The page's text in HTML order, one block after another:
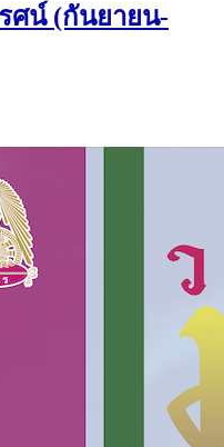
ศน์ (กันยายน-